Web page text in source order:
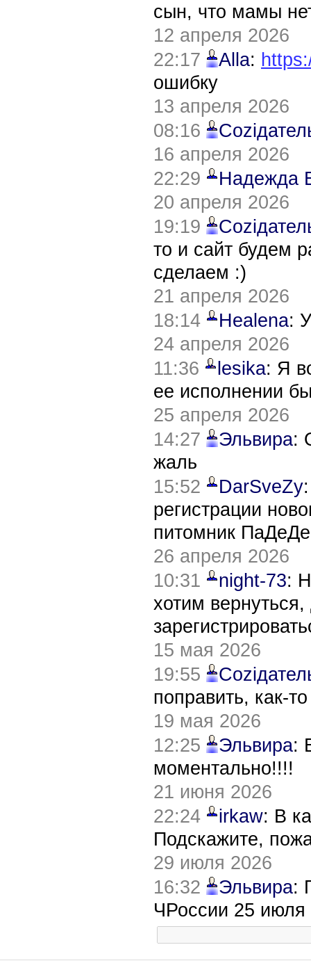
сын, что мамы
12 апреля 2026
22:17
Alla:
ошибку
13 апреля 2026
08:16
16 апреля 2026
22:29
Надежда
20 апреля 2026
19:19
то и сайт будем
сделаем :)
21 апреля 2026
18:14
Healena:
24 апреля 2026
11:36
lesika: Я
ее исполнении
25 апреля 2026
14:27
Эльвира:
жаль
15:52
DarSveZy
регистрации
питомник
26 апреля 2026
10:31
night-73:
хотим
15 мая 2026
19:55
поправить, как-
19 мая 2026
12:25
Эльвира:
моментально!!!!
21 июня 2026
22:24
irkaw: В
Подскажите,
29 июля 2026
16:32
Эльвира:
ЧРоссии 25 июля